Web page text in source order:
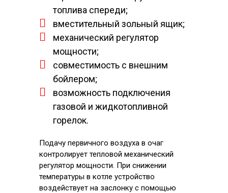
топлива спереди;
вместительный зольный ящик;
механический регулятор
мощности;
совместимость с внешним
бойлером;
возможность подключения
газовой и жидкотопливной
горелок.
Подачу первичного воздуха в очаг
контролирует тепловой механический
регулятор мощности. При снижении
температуры в котле устройство
воздействует на заслонку с помощью